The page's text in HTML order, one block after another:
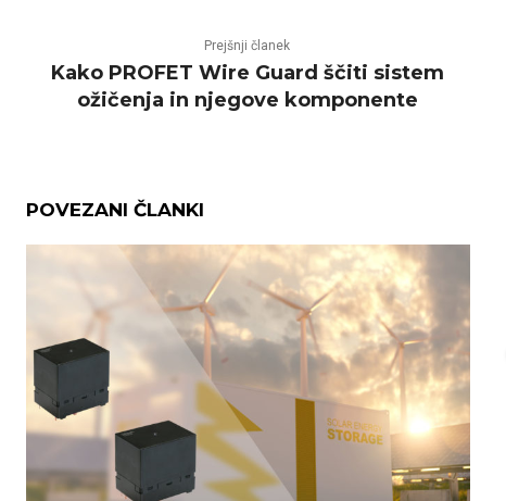
Prejšnji članek
Kako PROFET Wire Guard ščiti sistem
ožičenja in njegove komponente
POVEZANI ČLANKI